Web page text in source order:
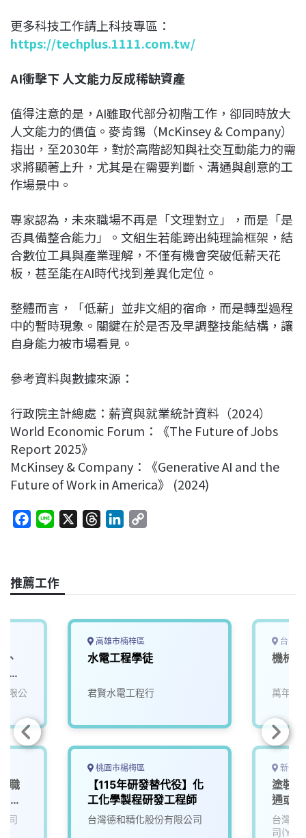
更多科技工作請上科技專區：
https://techplus.1111.com.tw/
AI衝擊下 人文能力反成稀缺資產
值得注意的是，AI雖取代部分初階工作，卻同時放大
人文能力的價值。麥肯錫（McKinsey & Company）
指出，至2030年，對於高階認知與社交互動能力的需
求將顯著上升，尤其是在需要判斷、溝通與創意的工
作場景中。
專家認為，未來職場不再是「文理對立」，而是「是
否具備整合能力」。文組生若能跨出純理論框架，結
合數位工具與產業理解，不僅有機會突破低薪天花
板，甚至能在AI時代找到差異化定位。
整體而言，「低薪」並非文組的宿命，而是轉型過程
中的暫時現象。關鍵在於是否及早調整技能結構，讓
自身能力被市場看見。
參考資料與數據來源：
行政院主計總處：薪資與就業統計資料（2024）
World Economic Forum：《The Future of Jobs
Report 2025》
McKinsey & Company：《Generative AI and the
Future of Work in America》 (2024)
e
b
o
a
s
e
I
n
L
n
推薦工作
、
畢
限公
職
務
司
高雄市楠梓區
水電工程學徒
君賢水電工程行
桃園市楊梅區
【115年研發替代役】化
工化學製程研發工程師
台灣德和精化股份有限公司
台中
機械
萬年清
新竹
塗裝
通或
台灣山
司